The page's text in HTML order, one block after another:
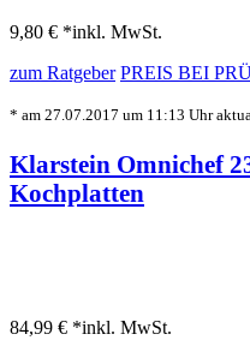
9,80 € *inkl. MwSt.
zum Ratgeber PREIS BEI
* am 27.07.2017 um 11:13 Uhr
Klarstein Omnichef
Kochplatten
84,99 € *inkl. MwSt.